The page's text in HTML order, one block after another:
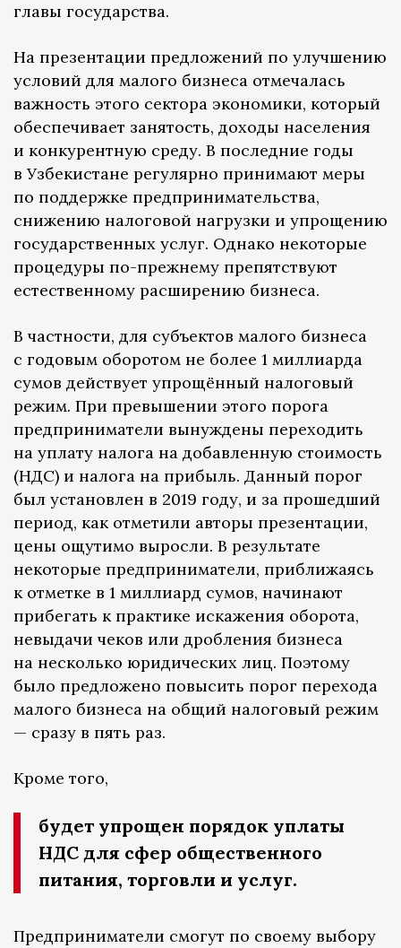
главы государства.
На презентации предложений по улучшению
условий для малого бизнеса отмечалась
важность этого сектора экономики, который
обеспечивает занятость, доходы населения
и конкурентную среду. В последние годы
в Узбекистане регулярно принимают меры
по поддержке предпринимательства,
снижению налоговой нагрузки и упрощению
государственных услуг. Однако некоторые
процедуры по-прежнему препятствуют
естественному расширению бизнеса.
В частности, для субъектов малого бизнеса
с годовым оборотом не более 1 миллиарда
сумов действует упрощённый налоговый
режим. При превышении этого порога
предприниматели вынуждены переходить
на уплату налога на добавленную стоимость
(НДС) и налога на прибыль. Данный порог
был установлен в 2019 году, и за прошедший
период, как отметили авторы презентации,
цены ощутимо выросли. В результате
некоторые предприниматели, приближаясь
к отметке в 1 миллиард сумов, начинают
прибегать к практике искажения оборота,
невыдачи чеков или дробления бизнеса
на несколько юридических лиц. Поэтому
было предложено повысить порог перехода
малого бизнеса на общий налоговый режим
— сразу в пять раз.
Кроме того,
будет упрощен порядок уплаты
НДС для сфер общественного
питания, торговли и услуг.
Предприниматели смогут по своему выбору